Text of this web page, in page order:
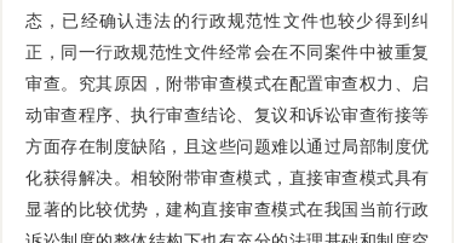
态，已经确认违法的行政规范性文件也较少得到纠
正，同一行政规范性文件经常会在不同案件中被重复
审查。究其原因，附带审查模式在配置审查权力、启
动审查程序、执行审查结论、复议和诉讼审查衔接等
方面存在制度缺陷，且这些问题难以通过局部制度优
化获得解决。相较附带审查模式，直接审查模式具有
显著的比较优势，建构直接审查模式在我国当前行政